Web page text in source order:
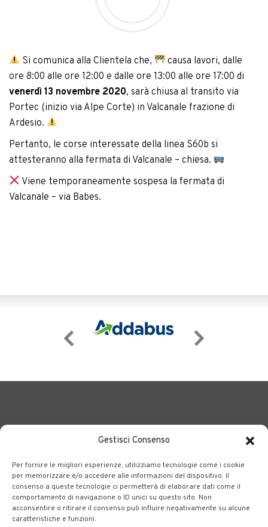
Gestisci Consenso
Per fornire le migliori esperienze, utilizziamo tecnologie come i cookie
per memorizzare e/o accedere alle informazioni del dispositivo. Il
consenso a queste tecnologie ci permetterà di elaborare dati come il
comportamento di navigazione o ID unici su questo sito. Non
acconsentire o ritirare il consenso può influire negativamente su alcune
caratteristiche e funzioni.
Si comunica alla Clientela che,
causa lavori, dalle
ore 8:00 alle ore 12:00 e dalle ore 13:00 alle ore 17:00 di
venerdì 13 novembre 2020, sarà chiusa al transito via
Portec (inizio via Alpe Corte) in Valcanale frazione di
Ardesio.
Pertanto, le corse interessate della linea S60b si
attesteranno alla fermata di Valcanale – chiesa.
Viene temporaneamente sospesa la fermata di
Valcanale – via Babes.
BERGAMO TRASPORTI portale delle tre società Consortili
dedite al trasporto pubblico locale su tutto il territorio
bergamasco.